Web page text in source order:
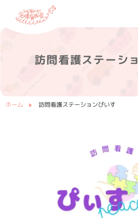
訪問看護ステーシ
ホーム 訪問看護ステーションぴいす